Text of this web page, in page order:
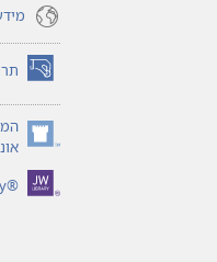
(פותח
חלון
חדש)
(פותח
חלון
חדש)
®JW Library